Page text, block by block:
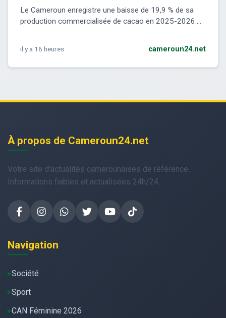
Le Cameroun enregistre une baisse de 19,9 % de sa
production commercialisée de cacao en 2025-2026....
il y a 16 heures cameroun24.net
À propos de Cameroun24.net
Votre site d'actualités camerounaises de référence.
Informations fiables et actualisées 24h/24.
Navigation
Société
Sport
CAN Féminine 2026